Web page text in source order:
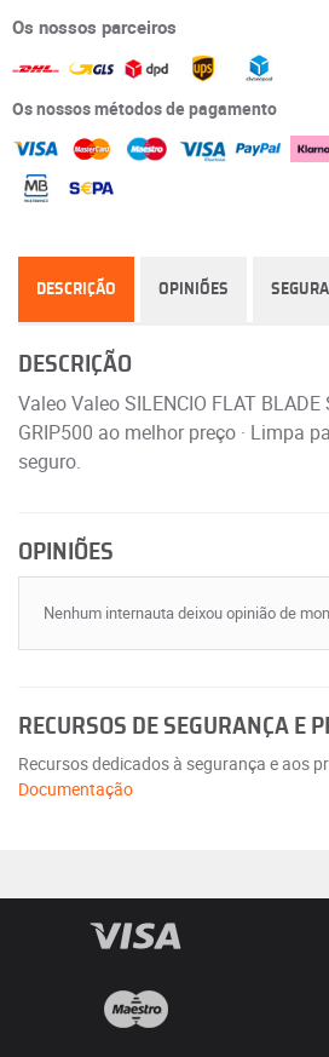
Os nossos parceiros
Os nossos métodos de pagamento
DESCRIÇÃO OPINIÕES
DESCRIÇÃO
Valeo Valeo SILENCIO FLAT
GRIP500 ao melhor preço · Limpa
seguro.
OPINIÕES
Nenhum internauta deixou opinião de
RECURSOS DE SEGURANÇA E
Recursos dedicados à segurança e aos
Documentação